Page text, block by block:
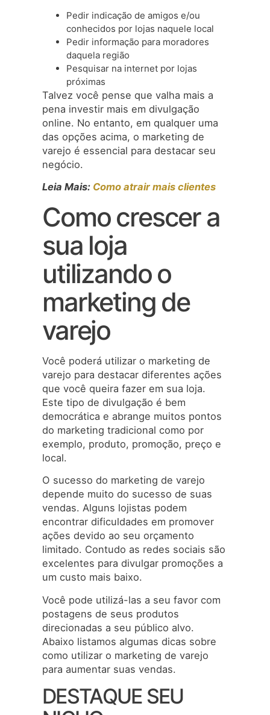
Pedir indicação de amigos e/ou
conhecidos por lojas naquele local
Pedir informação para moradores
daquela região
Pesquisar na internet por lojas
próximas
Talvez você pense que valha mais a
pena investir mais em divulgação
online. No entanto, em qualquer uma
das opções acima, o marketing de
varejo é essencial para destacar seu
negócio.
Leia Mais: Como atrair mais clientes
Como crescer a
sua loja
utilizando o
marketing de
varejo
Você poderá utilizar o marketing de
varejo para destacar diferentes ações
que você queira fazer em sua loja.
Este tipo de divulgação é bem
democrática e abrange muitos pontos
do marketing tradicional como por
exemplo, produto, promoção, preço e
local.
O sucesso do marketing de varejo
depende muito do sucesso de suas
vendas. Alguns lojistas podem
encontrar dificuldades em promover
ações devido ao seu orçamento
limitado. Contudo as redes sociais são
excelentes para divulgar promoções a
um custo mais baixo.
Você pode utilizá-las a seu favor com
postagens de seus produtos
direcionadas a seu público alvo.
Abaixo listamos algumas dicas sobre
como utilizar o marketing de varejo
para aumentar suas vendas.
DESTAQUE SEU